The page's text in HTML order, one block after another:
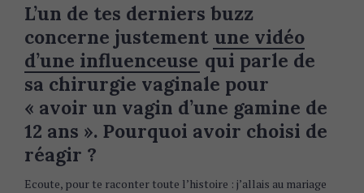
L’un de tes derniers buzz
concerne justement une vidéo
d’une influenceuse qui parle de
sa chirurgie vaginale pour
« avoir un vagin d’une gamine de
12 ans ». Pourquoi avoir choisi de
réagir ?
Ecoute, pour te raconter toute l’histoire : j’allais au mariage